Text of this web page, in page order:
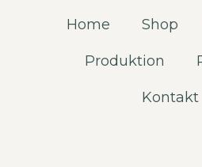
Home Shop
Produktion
Kontakt